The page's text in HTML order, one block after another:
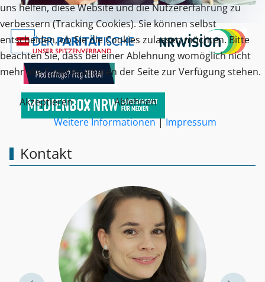
Kontakt
uns helfen, diese Website und die Nutzererfahrung zu
verbessern (Tracking Cookies). Sie können selbst
entscheiden, ob Sie die Cookies zulassen möchten. Bitte
beachten Sie, dass bei einer Ablehnung womöglich nicht
mehr alle Funktionalitäten der Seite zur Verfügung stehen.
Akzeptieren
Ablehnen
Weitere Informationen|Impressum